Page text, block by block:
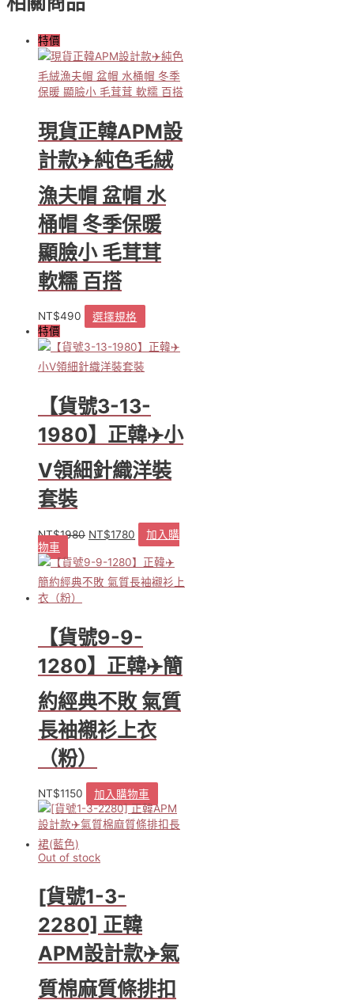
特價
現貨正韓APM設
計款✈️純色毛絨
漁夫帽 盆帽 水
桶帽 冬季保暖
顯臉小 毛茸茸
軟糯 百搭
NT$490 選擇規格
品
款
式。
可
在
產
面
選
擇
選
項
特價
【貨號3-13-
1980】正韓✈️小
V領細針織洋裝
套裝
NT$1980 原
價
格：
NT$1780
價
格：
加入購
物車
【貨號9-9-
1280】正韓✈️簡
約經典不敗 氣質
長袖襯衫上衣
（粉）
NT$1150 加入購物車
Out of stock
[貨號1-3-
2280] 正韓
APM設計款✈️氣
質棉麻質條排扣